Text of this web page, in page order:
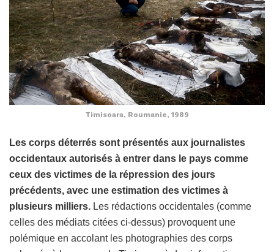
Timisoara, Roumanie, 1989
Les corps déterrés sont présentés aux journalistes
occidentaux autorisés à entrer dans le pays comme
ceux des victimes de la répression des jours
précédents, avec une estimation des victimes à
plusieurs milliers. Les rédactions occidentales (comme
celles des médiats citées ci-dessus) provoquent une
polémique en accolant les photographies des corps